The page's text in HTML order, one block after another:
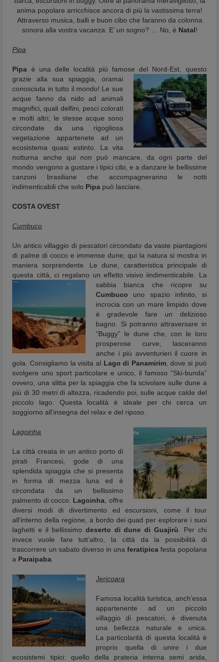
anima popolare arricchisce ancora di più la vastissima terra!
Attraverso musica, balli e buon cibo che faranno da colonna
sonora alla vostra vacanza. E’ un sogno? … No, è Natal!
Pipa
Pipa è una delle località più famose del Nord-Est, questo
grazie alla sua spiaggia, oramai
conosciuta in tutto il mondo! Le sue
acque fanno da nido ad animali
magnifici, quali delfini, pesci colorati
e molti altri; le stesse acque sono
circondate da una rigogliosa
vegetazione appartenete ad un
ecosistema quasi estinto. La vita
notturna anche qui non può mancare, da ogni parte del
mondo vengono a gustare i tipici cibi, e a danzare le bellissime
canzoni brasiliane che accompagneranno le notti
indimenticabili che solo Pipa può lasciare.
COSTA OVEST
Cumbuco
Un antico villaggio di pescatori circondato da vaste piantagioni
di palme di cocco e immense dune; qui la natura si mostra in
maniera sorprendente. Le dune, caratteristica principale di
questa città, ci regalano un effetto visivo iindimenticabile. La
sabbia bianca che ricopre su
Cumbuco uno spazio infinito, si
incrocia con un mare limpido dove
è gradevole fare un delizioso
bagno. Si potranno attraversare in
“Buggy” le dune che, con le loro
prosperose curve, lasceranno
anche i più avventurieri il cuore in
gola. Consigliamo la visita al Lago di Panamirim, dove si può
svolgere uno sport particolare e unico, il famoso “Ski-bunda”
ovvero, una slitta per la spiaggia che fa scivolare sulle dune a
più di 30 metri di altezza, ricadendo poi, sulle acque calde del
piccolo lago. Questa località è ideale per chi cerca un
soggiorno all’insegna del relax e del riposo.
Lagoinha
La città creata in un antico porto di
pirati Francesi, gode di una
splendida spiaggia che si presenta
in forma di mezza luna ed è
circondata da un bellissimo
palmento di cocco. Lagoinha, offre
diversi modi di divertimento ed escursioni, come il tour
all’interno della regione, a bordo dei quad per esplorare i suoi
laghetti e il bellissimo deserto di dune di Guajirù. Per chi
invece vuole fare tutt’altro, la città da la possibilità di
trascorrere un sabato diverso in una feratipica festa popolana
a Paraipaba.
Jericoara
Famosa località turistica, anch’essa
appartenente ad un piccolo
villaggio di pescatori, è divenuta
una bellezza naturale e unica.
La particolarità di questa località è
proprio quella di unire i due
ecosistemi tipici: quello della prateria interna semi arida,